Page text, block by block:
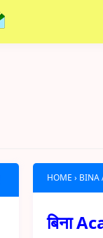
HOME › BINA
बिना